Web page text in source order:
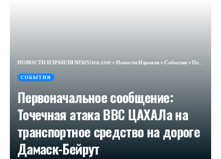
НОВОСТИ ИЗРАИЛЯ NEWSisra.com >Новости Израиля>События>Первоначальное сообщение: Точечная атака ВВС ЦАХАЛа на транспортное средство на дороге Дамаск-Бейрут
СОБЫТИЯ
Первоначальное сообщение:
Точечная атака ВВС ЦАХАЛа на
транспортное средство на дороге
Дамаск-Бейрут